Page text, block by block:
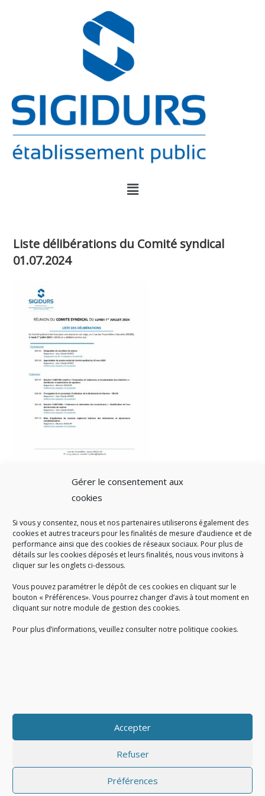
Gérer le consentement aux
cookies
Si vous y consentez, nous et nos partenaires utiliserons également des
cookies et autres traceurs pour les finalités de mesure d’audience et de
performance ainsi que des cookies de réseaux sociaux. Pour plus de
détails sur les cookies déposés et leurs finalités, nous vous invitons à
cliquer sur les onglets ci-dessous.
Vous pouvez paramétrer le dépôt de ces cookies en cliquant sur le
bouton « Préférences». Vous pourrez changer d’avis à tout moment en
cliquant sur notre module de gestion des cookies.
Pour plus d’informations, veuillez consulter notre politique cookies.
Accepter
Refuser
Préférences
Liste délibérations du Comité syndical
01.07.2024
A SAVOIR
Créé en 1978, le Sigidurs est un établissement public quiexerce
des missions de service public : la prévention, la collecte et la
valorisation des déchets ménagers et assimilés produits par son
territoire.
Accueil du public :
Gestion des cookies|